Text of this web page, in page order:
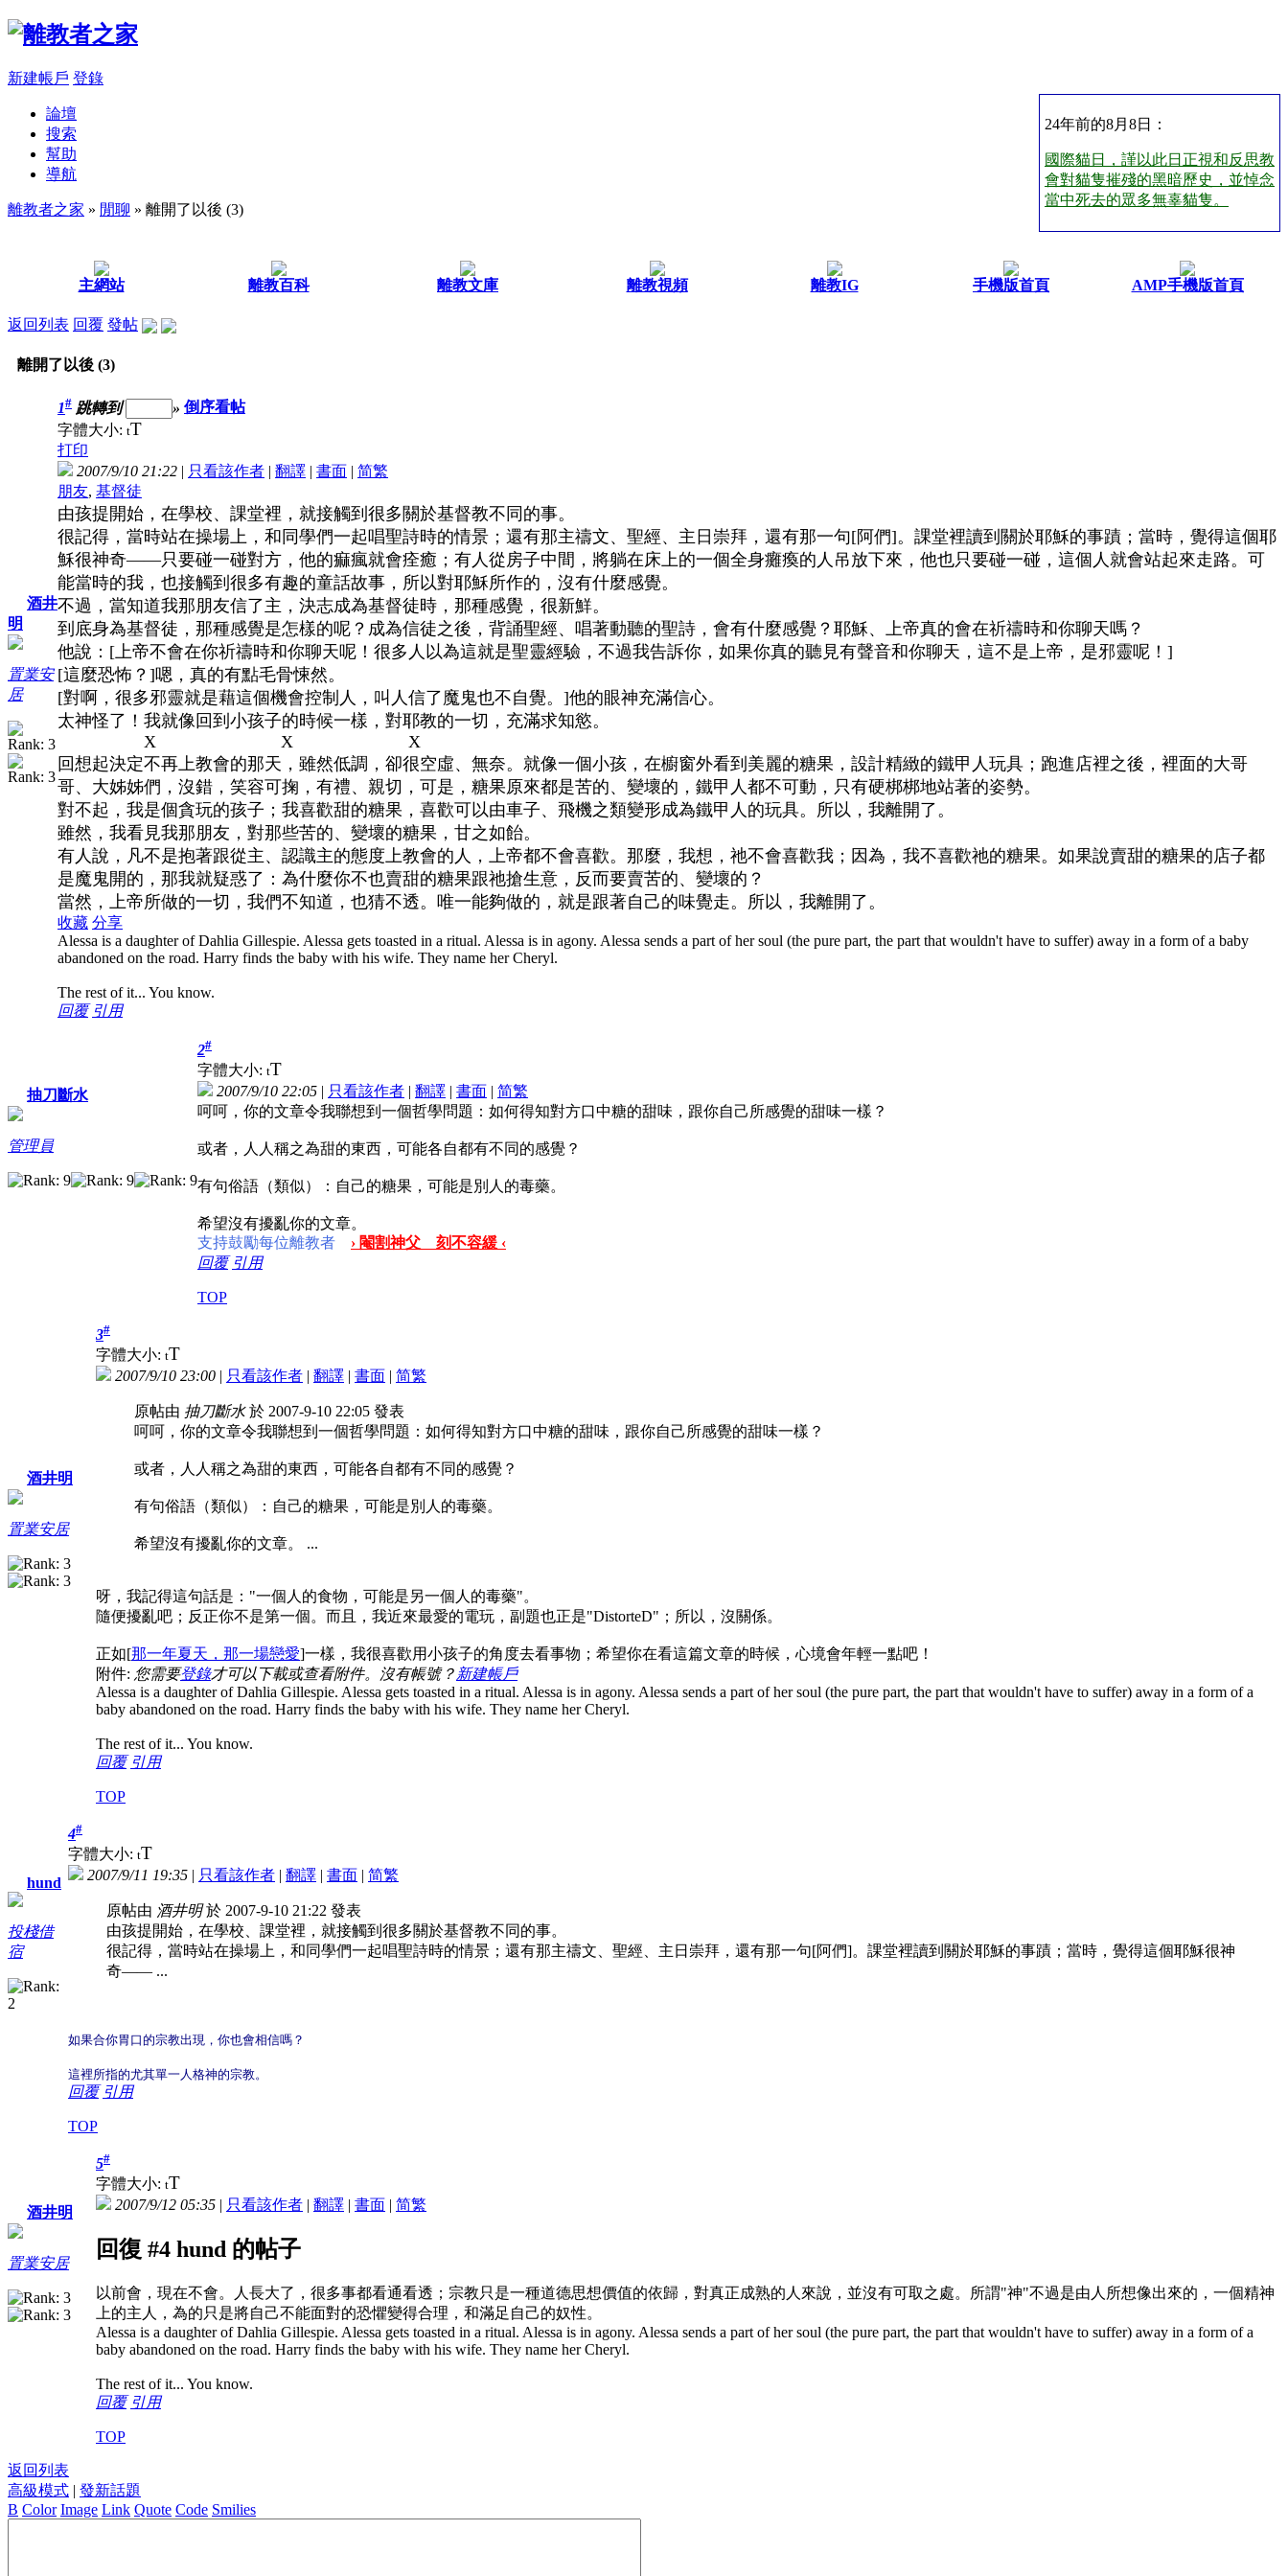
新建帳戶 登錄
24年前的8月8日：
國際貓日，謹以此日正視和反思教
會對貓隻摧殘的黑暗歷史，並悼念
當中死去的眾多無辜貓隻。
論壇
搜索
幫助
導航
離教者之家 » 閒聊 » 離開了以後 (3)
主網站 離教百科 離教文庫 離教視頻 離教IG 手機版首頁 AMP手機版首頁
返回列表 回覆 發帖
離開了以後 (3)
酒井
明
置業安
居
1# 跳轉到 » 倒序看帖
字體大小: tT
打印
2007/9/10 21:22 | 只看該作者 | 翻譯 | 書面 | 简繁
朋友, 基督徒
由孩提開始，在學校、課堂裡，就接觸到很多關於基督教不同的事。
很記得，當時站在操場上，和同學們一起唱聖詩時的情景；還有那主禱文、聖經、主日崇拜，還有那一句[阿們]。課堂裡讀到關於耶穌的事蹟；當時，覺得這個耶
穌很神奇——只要碰一碰對方，他的痲瘋就會痊癒；有人從房子中間，將躺在床上的一個全身癱瘓的人吊放下來，他也只要碰一碰，這個人就會站起來走路。可
能當時的我，也接觸到很多有趣的童話故事，所以對耶穌所作的，沒有什麼感覺。
不過，當知道我那朋友信了主，決志成為基督徒時，那種感覺，很新鮮。
到底身為基督徒，那種感覺是怎樣的呢？成為信徒之後，背誦聖經、唱著動聽的聖詩，會有什麼感覺？耶穌、上帝真的會在祈禱時和你聊天嗎？
他說：[上帝不會在你祈禱時和你聊天呢！很多人以為這就是聖靈經驗，不過我告訴你，如果你真的聽見有聲音和你聊天，這不是上帝，是邪靈呢！]
[這麼恐怖？]嗯，真的有點毛骨悚然。
[對啊，很多邪靈就是藉這個機會控制人，叫人信了魔鬼也不自覺。]他的眼神充滿信心。
太神怪了！我就像回到小孩子的時候一樣，對耶教的一切，充滿求知慾。
X X X
回想起決定不再上教會的那天，雖然低調，卻很空虛、無奈。就像一個小孩，在櫥窗外看到美麗的糖果，設計精緻的鐵甲人玩具；跑進店裡之後，裡面的大哥
哥、大姊姊們，沒錯，笑容可掬，有禮、親切，可是，糖果原來都是苦的、變壞的，鐵甲人都不可動，只有硬梆梆地站著的姿勢。
對不起，我是個貪玩的孩子；我喜歡甜的糖果，喜歡可以由車子、飛機之類變形成為鐵甲人的玩具。所以，我離開了。
雖然，我看見我那朋友，對那些苦的、變壞的糖果，甘之如飴。
有人說，凡不是抱著跟從主、認識主的態度上教會的人，上帝都不會喜歡。那麼，我想，祂不會喜歡我；因為，我不喜歡祂的糖果。 如果說賣甜的糖果的店子都
是魔鬼開的，那我就疑惑了：為什麼你不也賣甜的糖果跟祂搶生意，反而要賣苦的、變壞的？
當然，上帝所做的一切，我們不知道，也猜不透。唯一能夠做的，就是跟著自己的味覺走。所以，我離開了。
收藏 分享
Alessa is a daughter of Dahlia Gillespie. Alessa gets toasted in a ritual. Alessa is in agony. Alessa sends a part of her soul (the pure part, the part that wouldn't have to suffer) away in a form of a baby
abandoned on the road. Harry finds the baby with his wife. They name her Cheryl.
The rest of it... You know.
回覆 引用
抽刀斷水
管理員
2#
字體大小: tT
2007/9/10 22:05 | 只看該作者 | 翻譯 | 書面 | 简繁
呵呵，你的文章令我聯想到一個哲學問題：如何得知對方口中糖的甜味，跟你自己所感覺的甜味一樣？
或者，人人稱之為甜的東西，可能各自都有不同的感覺？
有句俗語（類似）：自己的糖果，可能是別人的毒藥。
希望沒有擾亂你的文章。
支持鼓勵每位離教者
› 閹割神父 刻不容緩 ‹
回覆 引用
TOP
酒井明
置業安居
3#
字體大小: tT
2007/9/10 23:00 | 只看該作者 | 翻譯 | 書面 | 简繁
原帖由 抽刀斷水於 2007-9-10 22:05 發表
呵呵，你的文章令我聯想到一個哲學問題：如何得知對方口中糖的甜味，跟你自己所感覺的甜味一樣？
或者，人人稱之為甜的東西，可能各自都有不同的感覺？
有句俗語（類似）：自己的糖果，可能是別人的毒藥。
希望沒有擾亂你的文章。 ...
呀，我記得這句話是："一個人的食物，可能是另一個人的毒藥"。
隨便擾亂吧；反正你不是第一個。而且，我近來最愛的電玩，副題也正是"DistorteD"；所以，沒關係。
正如[那一年夏天，那一場戀愛]一樣，我很喜歡用小孩子的角度去看事物；希望你在看這篇文章的時候，心境會年輕一點吧！
附件: 您需要登錄才可以下載或查看附件。沒有帳號？ 新建帳戶
Alessa is a daughter of Dahlia Gillespie. Alessa gets toasted in a ritual. Alessa is in agony. Alessa sends a part of her soul (the pure part, the part that wouldn't have to suffer) away in a form of a
baby abandoned on the road. Harry finds the baby with his wife. They name her Cheryl.
The rest of it... You know.
回覆 引用
TOP
hund
投棧借
宿
4#
字體大小: tT
2007/9/11 19:35 | 只看該作者 | 翻譯 | 書面 | 简繁
原帖由 酒井明於 2007-9-10 21:22 發表
由孩提開始，在學校、課堂裡，就接觸到很多關於基督教不同的事。
很記得，當時站在操場上，和同學們一起唱聖詩時的情景；還有那主禱文、聖經、主日崇拜，還有那一句[阿們]。課堂裡讀到關於耶穌的事蹟；當時，覺得這個耶穌很神
奇—— ...
如果合你胃口的宗教出現，你也會相信嗎？
這裡所指的尤其單一人格神的宗教。
回覆 引用
TOP
酒井明
置業安居
5#
字體大小: tT
2007/9/12 05:35 | 只看該作者 | 翻譯 | 書面 | 简繁
回復 #4 hund 的帖子
以前會，現在不會。人長大了，很多事都看通看透；宗教只是一種道德思想價值的依歸，對真正成熟的人來說，並沒有可取之處。所謂"神"不過是由人所想像出來的，一個精神
上的主人，為的只是將自己不能面對的恐懼變得合理，和滿足自己的奴性。
Alessa is a daughter of Dahlia Gillespie. Alessa gets toasted in a ritual. Alessa is in agony. Alessa sends a part of her soul (the pure part, the part that wouldn't have to suffer) away in a form of a
baby abandoned on the road. Harry finds the baby with his wife. They name her Cheryl.
The rest of it... You know.
回覆 引用
TOP
返回列表
高級模式 | 發新話題
B Color Image Link Quote Code Smilies